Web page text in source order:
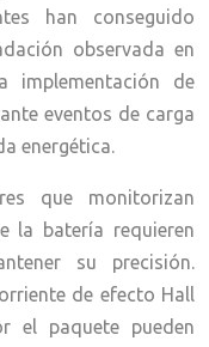
han conseguido
observada en
implementación de
eventos de carga
energética.
que monitorizan
la batería requieren
su precisión.
de efecto Hall
el paquete pueden